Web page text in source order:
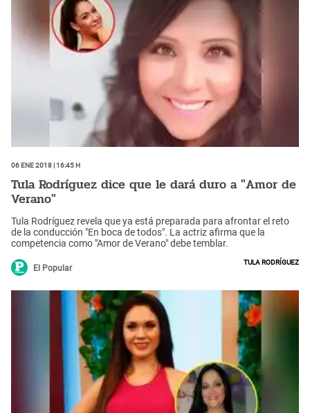
06 Ene 2018 | 16:45 h
Tula Rodríguez dice que le dará duro a "Amor de
Verano"
Tula Rodríguez revela que ya está preparada para afrontar el reto
de la conducción "En boca de todos". La actriz afirma que la
competencia como "Amor de Verano" debe temblar.
El Popular
Tula Rodríguez